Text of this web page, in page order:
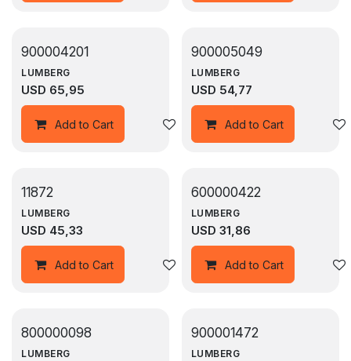
900004201
LUMBERG
USD 65,95
Add to Cart Agregar a la lista de deseos
900005049
LUMBERG
USD 54,77
Add to Cart
11872
LUMBERG
USD 45,33
Add to Cart Agregar a la lista de deseos
600000422
LUMBERG
USD 31,86
Add to Cart
800000098
LUMBERG
900001472
LUMBERG